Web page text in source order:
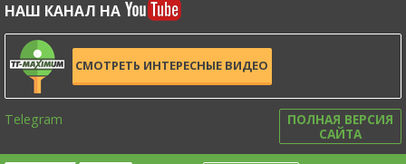
НАШ КАНАЛ НА
СМОТРЕТЬ ИНТЕРЕСНЫЕ ВИДЕО
Telegram
ПОЛНАЯ ВЕРСИЯ
САЙТА